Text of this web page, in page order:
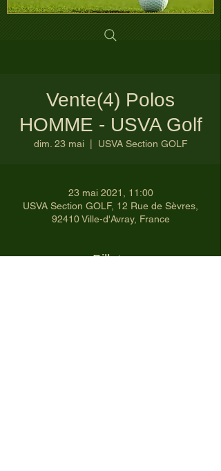
Vente(4) Polos
HOMME - USVA Golf
dim. 23 mai
  |
USVA Section GOLF
23 mai 2021, 11:00
USVA Section GOLF, 12 Rue de Sèvres,
92410 Ville-d'Avray, France
Billets